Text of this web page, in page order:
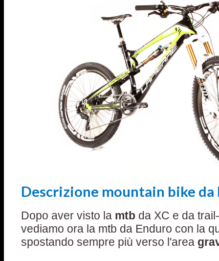
Descrizione mountain bike da
Dopo aver visto la mtb da XC e da
vediamo ora la mtb da Enduro con la
spostando sempre più verso l'area